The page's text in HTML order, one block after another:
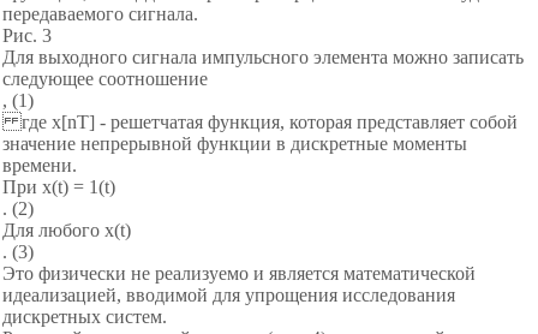
передаваемого сигнала.
Рис. 3
Для выходного сигнала импульсного элемента можно записать
следующее соотношение
, (1)
где x[nT] - решетчатая функция, которая представляет собой
значение непрерывной функции в дискретные моменты
времени.
При x(t) = 1(t)
. (2)
Для любого x(t)
. (3)
Это физически не реализуемо и является математической
идеализацией, вводимой для упрощения исследования
дискретных систем.